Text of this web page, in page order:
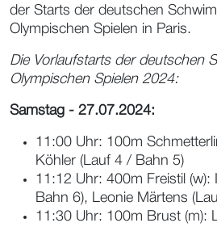
der Starts der deutschen
Olympischen Spielen in Paris.
Die Vorlaufstarts der deutschen
Olympischen Spielen 2024:
Samstag - 27.07.2024:
11:00 Uhr: 100m
Köhler (Lauf 4 / Bahn 5)
11:12 Uhr: 400m Freistil (w):
Bahn 6), Leonie Märtens
11:30 Uhr: 100m Brust (m):